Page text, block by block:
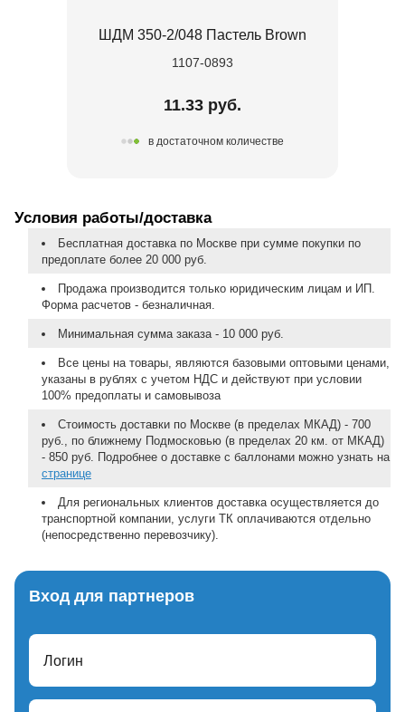
ШДМ 350-2/048 Пастель Brown
1107-0893
11.33 руб.
в достаточном количестве
Условия работы/доставка
Бесплатная доставка по Москве при сумме покупки по
предоплате более 20 000 руб.
Продажа производится только юридическим лицам и ИП.
Форма расчетов - безналичная.
Минимальная сумма заказа - 10 000 руб.
Все цены на товары, являются базовыми оптовыми ценами,
указаны в рублях с учетом НДС и действуют при условии
100% предоплаты и самовывоза
Стоимость доставки по Москве (в пределах МКАД) - 700
руб., по ближнему Подмосковью (в пределах 20 км. от МКАД)
- 850 руб. Подробнее о доставке с баллонами можно узнать на
странице
Для региональных клиентов доставка осуществляется до
транспортной компании, услуги ТК оплачиваются отдельно
(непосредственно перевозчику).
Вход для партнеров
Логин